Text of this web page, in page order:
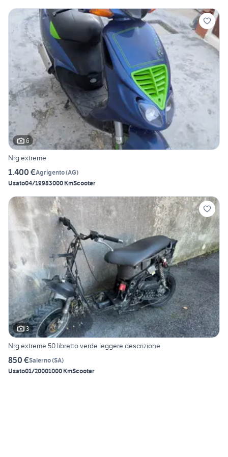
6
Nrg extreme
1.400 €Agrigento(AG)
Usato04/19983000 KmScooter
3
Nrg extreme 50 libretto verde leggere descrizione
850 €Salerno(SA)
Usato01/20001000 KmScooter